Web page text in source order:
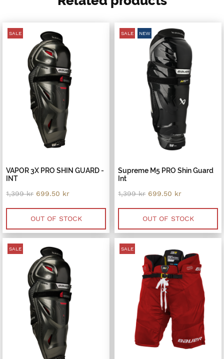
SALE
VAPOR 3X PRO SHIN GUARD -
INT
1,399kr Original
was:
1,399 kr.
699.50 krCurrent
is:
699.50 kr.
OUT OF STOCK
SALE NEW
Supreme M5 PRO Shin Guard
Int
1,399kr Original
was:
1,399 kr.
699.50 krCurrent
is:
699.50 kr.
OUT OF STOCK
SALE SALE